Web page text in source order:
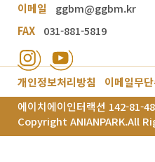
이메일
ggbm@ggbm.kr
FAX
031-881-5819
개인정보처리방침 이메일무
에이치에이인터랙션 142-81-
Copyright ANIANPARK.All